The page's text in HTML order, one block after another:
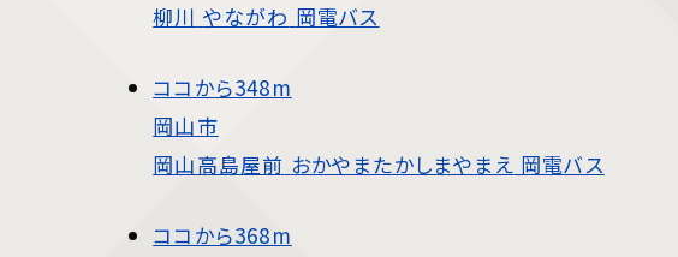
柳川 やながわ 岡電バス
ココから348m
岡山市
岡山高島屋前 おかやまたかしまやまえ 岡電バス
ココから368m